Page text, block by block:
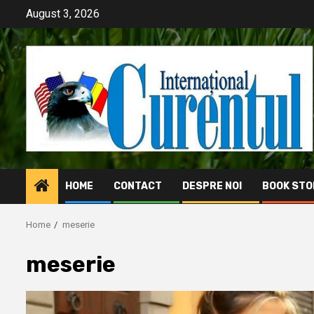
content
August 3, 2026
HOME CONTACT DESPRE NOI BOOK
Home meserie
meserie